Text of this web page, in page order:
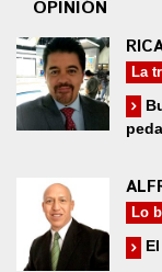
OPINIÓN
La
Lo